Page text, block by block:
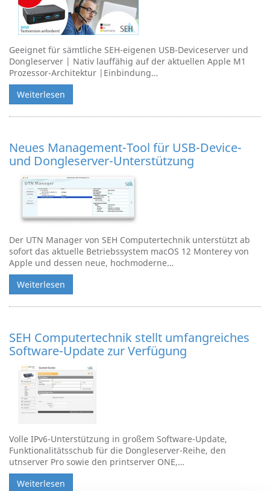
Geeignet für sämtliche SEH-eigenen USB-Deviceserver und
Dongleserver | Nativ lauffähig auf der aktuellen Apple M1
Prozessor-Architektur |Einbindung…
Weiterlesen
Neues Management-Tool für USB-Device-
und Dongleserver-Unterstützung
Der UTN Manager von SEH Computertechnik unterstützt ab
sofort das aktuelle Betriebssystem macOS 12 Monterey von
Apple und dessen neue, hochmoderne…
Weiterlesen
SEH Computertechnik stellt umfangreiches
Software-Update zur Verfügung
Volle IPv6-Unterstützung in großem Software-Update,
Funktionalitätsschub für die Dongleserver-Reihe, den
utnserver Pro sowie den printserver ONE,…
Weiterlesen